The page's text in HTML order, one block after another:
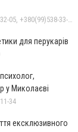
для перукарів
у Миколаєві
34
ексклюзивного